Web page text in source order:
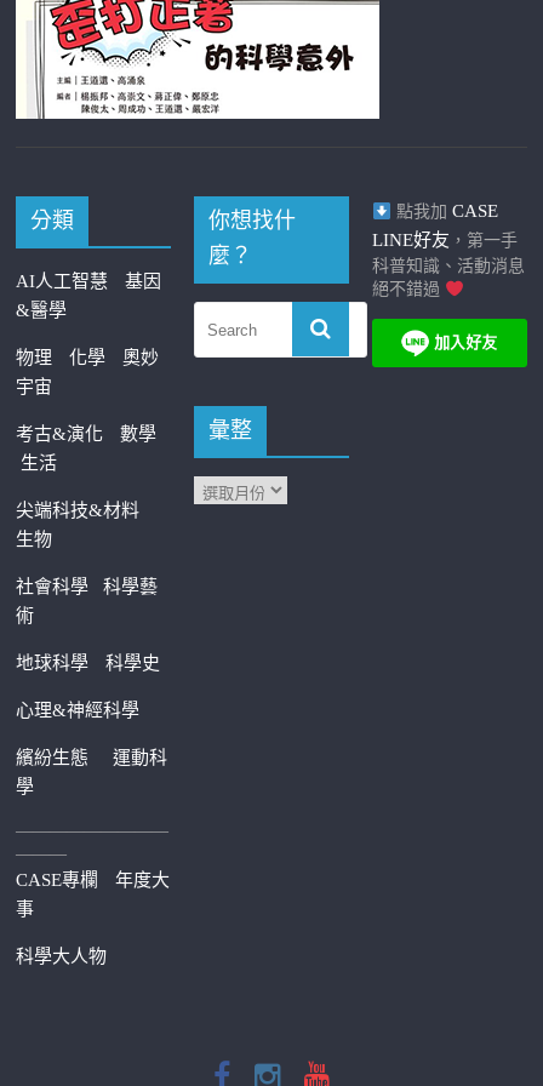
分類
AI人工智慧
基因
&醫學
物理 化學
奧妙
宇宙
考古&演化
數學
生活
尖端科技&材料
生物
社會科學科學藝
術
地球科學 科學史
心理&神經科學
繽紛生態運動科
學
—————————
———
CASE專欄
年度大
事
科學大人物
你想找什
麼？
彙整
點我加 CASE
LINE好友 ，第一手
科普知識、活動消息
絕不錯過